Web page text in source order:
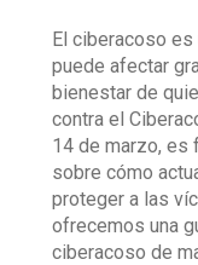
El ciberacoso
puede afectar
bienestar de
contra el
14 de marzo, es
sobre cómo
proteger a las
ofrecemos una
ciberacoso de